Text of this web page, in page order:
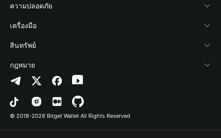
Academy
ข่าวสารด้านคริปโต
ศูนย์ช่วยเหลือ
ติดต่อเรา
ทรัพยากรข้อมูลของแบรนด์
อาชีพ
Stablecoin Earn
Payfi Crypto
Crypto Swap API
Altcoin Season Index
Prediction Markets
DApp
นักพัฒนา
เชื่อมต่อ Wallet
Bitget Wallet Pay
ลิสต์โปรเจกต์
ความปลอดภัย
Protection Fund
เทคโนโลยีความปลอดภัย
เครื่องมือ
ซื้อคริปโต
การตรวจจับการอนุญาต
การตรวจจับสัญญา
การโอนเป็นชุด
สินทรัพย์
Arbitrum
Avalanche
Bitcoin
กฎหมาย
นโยบายความเป็นส่วนตัว
ข้อตกลงในการใช้บริการ
© 2018-2026 Bitget Wallet All Rights Reserved